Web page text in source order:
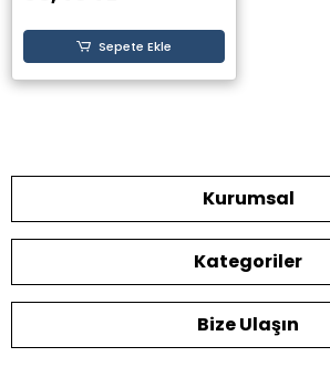
Sepete Ekle
Kurumsal
Kategoriler
Bize Ulaşın